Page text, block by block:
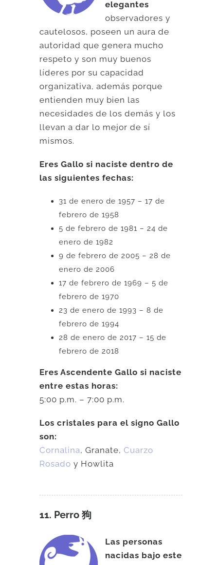
elegantes
observadores y
cautelosos, poseen un aura de
autoridad que genera mucho
respeto y son muy buenos
líderes por su capacidad
organizativa, además porque
entienden muy bien las
necesidades de los demás y los
llevan a dar lo mejor de sí
mismos.
Eres Gallo si naciste dentro de
las siguientes fechas:
31 de enero de 1957 – 17 de
febrero de 1958
5 de febrero de 1981 – 24 de
enero de 1982
9 de febrero de 2005 – 28 de
enero de 2006
17 de febrero de 1969 – 5 de
febrero de 1970
23 de enero de 1993 – 8 de
febrero de 1994
28 de enero de 2017 – 15 de
febrero de 2018
Eres Ascendente Gallo si naciste
entre estas horas:
5:00 p.m. – 7:00 p.m.
Los cristales para el signo Gallo
son:
Cornalina, Granate,Cuarzo
Rosado y Howlita
11. Perro 狗
Las personas
nacidas bajo este